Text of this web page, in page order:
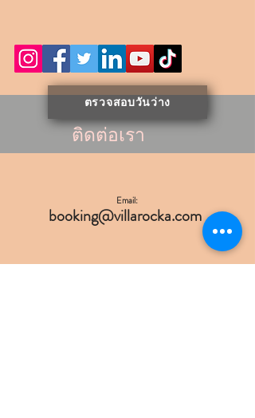
ตรวจสอบวันว่าง
ติดต่อเรา
Email:
booking@villarocka.com